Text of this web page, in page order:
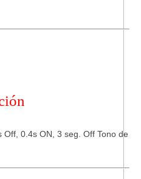
0.4s ON, 3 seg. Off Tono de